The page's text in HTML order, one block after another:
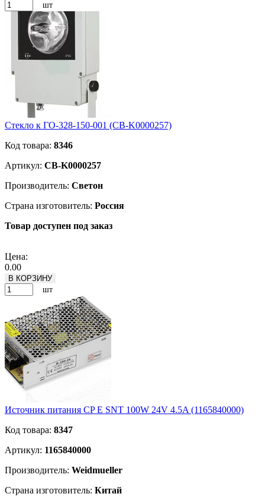
шт
Стекло к ГО-328-150-001 (CB-K0000257)
Код товара: 8346
Артикул: CB-K0000257
Производитель: Светон
Страна изготовитель: Россия
Товар доступен под заказ
Цена:
0.00
В КОРЗИНУ
шт
Источник питания CP E SNT 100W 24V 4.5A (1165840000)
Код товара: 8347
Артикул: 1165840000
Производитель: Weidmueller
Страна изготовитель: Китай